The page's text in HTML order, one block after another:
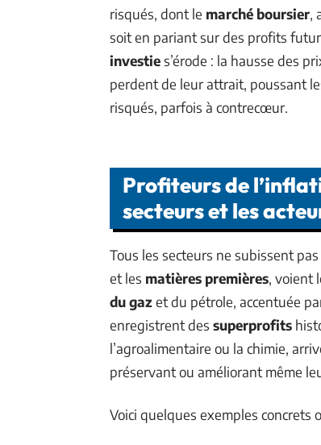
risqués, dont le marché boursier,
soit en pariant sur des profits
investies’érode : la hausse des
perdent de leur attrait, poussant
risqués, parfois à contrecœur.
Profiteurs de
secteurs et les
Tous les secteurs ne subissent
et les matières premières, voient
du gazet du pétrole, accentuée
enregistrent des superprofits
l’agroalimentaire ou la chimie,
préservant ou améliorant même
Voici quelques exemples concrets